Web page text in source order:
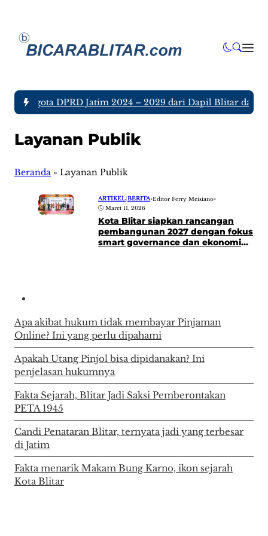
Anggota DPRD Jatim 2024 – 2029 dari Dapil Blitar dan
Layanan Publik
Beranda » Layanan Publik
ARTIKEL BERITA•Editor Ferry Meisiano•
Maret 11, 2026
Kota Blitar siapkan rancangan
pembangunan 2027 dengan fokus
smart governance dan ekonomi
Apa akibat hukum tidak membayar Pinjaman
Online? Ini yang perlu dipahami
Apakah Utang Pinjol bisa dipidanakan? Ini
penjelasan hukumnya
Fakta Sejarah, Blitar Jadi Saksi Pemberontakan
PETA 1945
Candi Penataran Blitar, ternyata jadi yang terbesar
di Jatim
Fakta menarik Makam Bung Karno, ikon sejarah
Kota Blitar